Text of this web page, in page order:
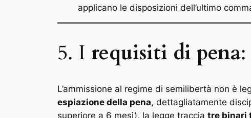
applicano le disposizioni dell’ultimo
5. I requisiti di pena
L’ammissione al regime di semilibertà non è
espiazione della pena, dettagliatamente
superiore a 6 mesi), la legge traccia tre binari